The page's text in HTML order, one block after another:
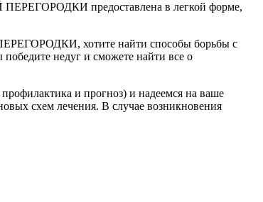
предоставлена в легкой форме,
хотите найти способы борьбы с
недуг и сможете найти все о
и прогноз) и надеемся на ваше
схем лечения. В случае возникновения